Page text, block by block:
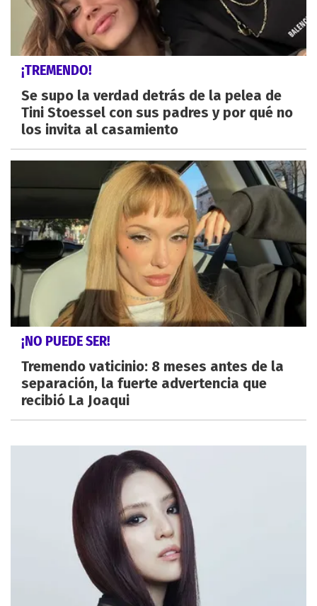
¡TREMENDO!
Se supo la verdad detrás de la pelea de
Tini Stoessel con sus padres y por qué no
los invita al casamiento
¡NO PUEDE SER!
Tremendo vaticinio: 8 meses antes de la
separación, la fuerte advertencia que
recibió La Joaqui